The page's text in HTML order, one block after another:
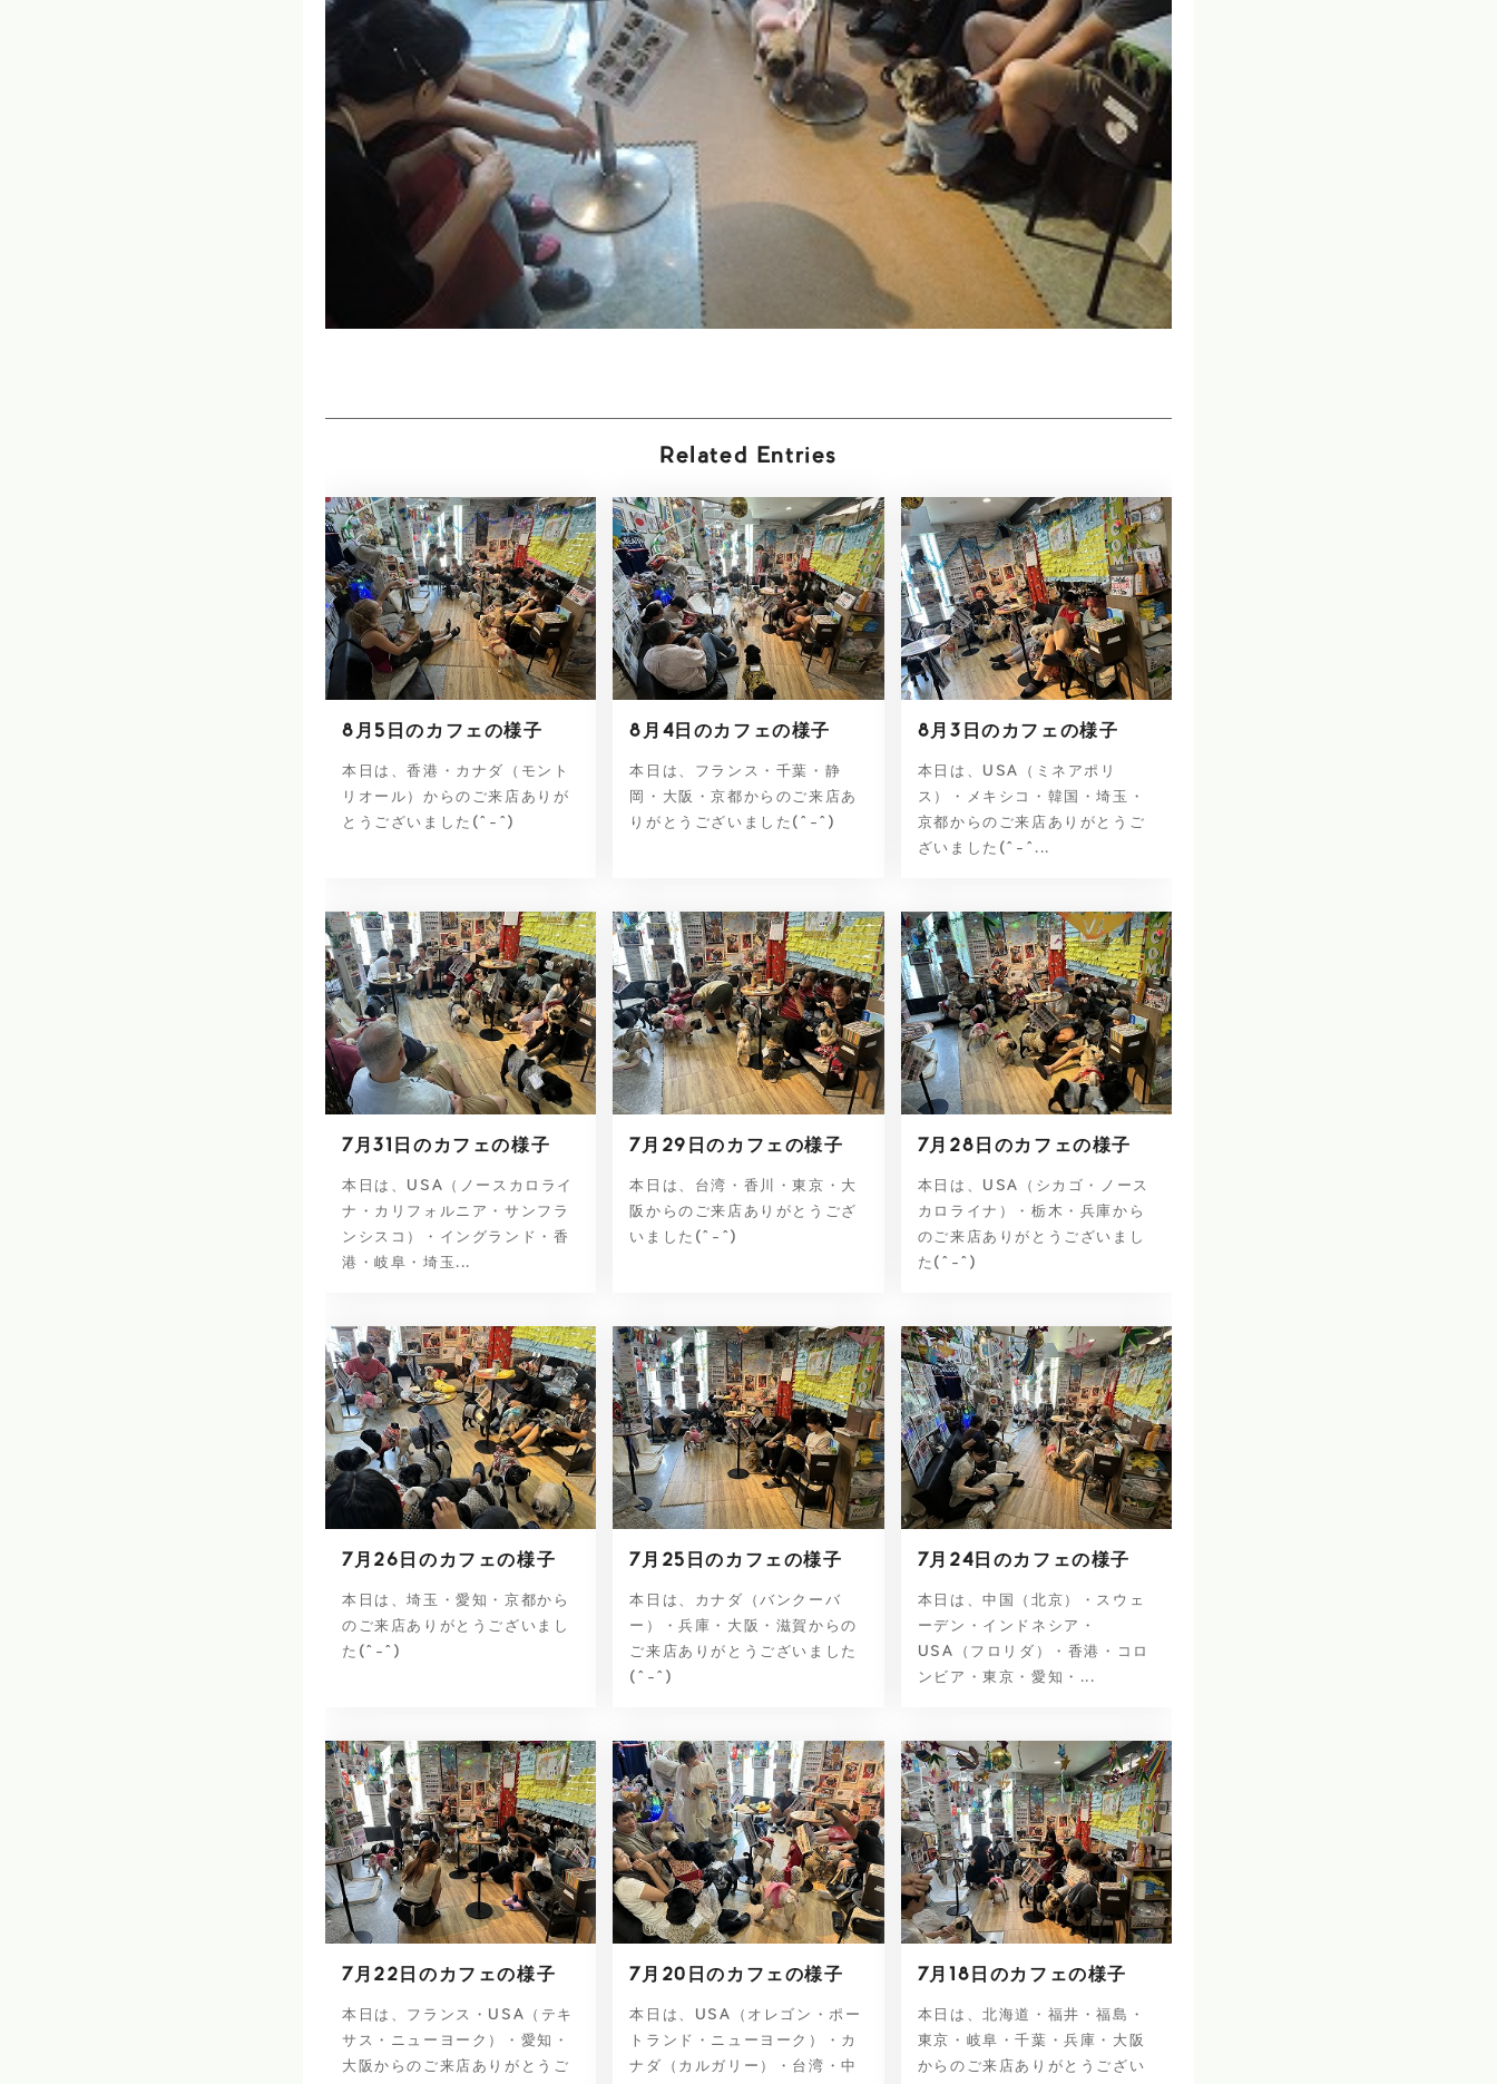
Related Entries
8月5日のカフェの様子
本日は、香港・カナダ（モント
リオール）からのご来店ありが
とうございました(^-^)
8月4日のカフェの様子
本日は、フランス・千葉・静
岡・大阪・京都からのご来店あ
りがとうございました(^-^)
8月3日のカフェの様子
本日は、USA（ミネアポリ
ス）・メキシコ・韓国・埼玉・
京都からのご来店ありがとうご
ざいました(^-^...
7月31日のカフェの様子
本日は、USA（ノースカロライ
ナ・カリフォルニア・サンフラ
ンシスコ）・イングランド・香
港・岐阜・埼玉...
7月29日のカフェの様子
本日は、台湾・香川・東京・大
阪からのご来店ありがとうござ
いました(^-^)
7月28日のカフェの様子
本日は、USA（シカゴ・ノース
カロライナ）・栃木・兵庫から
のご来店ありがとうございまし
た(^-^)
7月26日のカフェの様子
本日は、埼玉・愛知・京都から
のご来店ありがとうございまし
た(^-^)
7月25日のカフェの様子
本日は、カナダ（バンクーバ
ー）・兵庫・大阪・滋賀からの
ご来店ありがとうございました
(^-^)
7月24日のカフェの様子
本日は、中国（北京）・スウェ
ーデン・インドネシア・
USA（フロリダ）・香港・コロ
ンビア・東京・愛知・...
7月22日のカフェの様子
本日は、フランス・USA（テキ
サス・ニューヨーク）・愛知・
大阪からのご来店ありがとうご
7月20日のカフェの様子
本日は、USA（オレゴン・ポー
トランド・ニューヨーク）・カ
ナダ（カルガリー）・台湾・中
7月18日のカフェの様子
本日は、北海道・福井・福島・
東京・岐阜・千葉・兵庫・大阪
からのご来店ありがとうござい